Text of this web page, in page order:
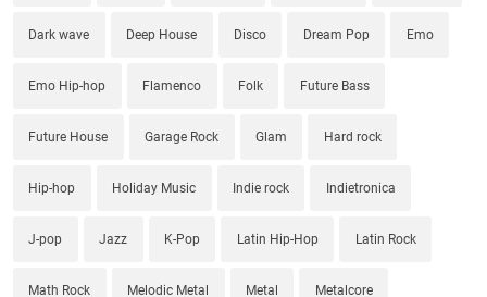
Dark wave Deep House Disco Dream Pop Emo
Emo Hip-hop Flamenco Folk Future Bass
Future House Garage Rock Glam Hard rock
Hip-hop Holiday Music Indie rock Indietronica
J-pop Jazz K-Pop Latin Hip-Hop Latin Rock
Math Rock Melodic Metal Metal Metalcore